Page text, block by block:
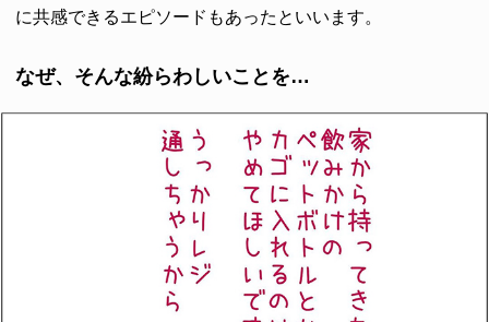
に共感できるエピソードもあったといいます。
なぜ、そんな紛らわしいことを…